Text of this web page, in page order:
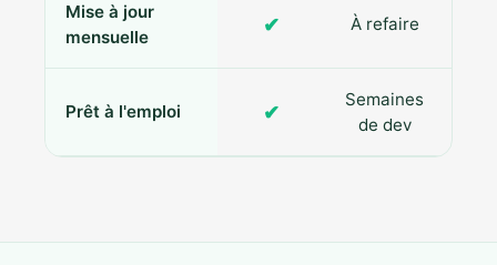
Mise à jour
mensuelle
✔ À refaire
Prêt à l'emploi ✔
Semaines
de dev